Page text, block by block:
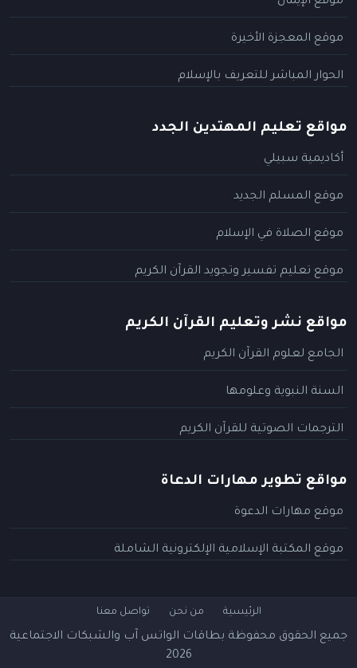
موقع المعجزة الأخيرة
الحوار المباشر للتعريف بالإسلام
مواقع تعليم المهتدين الجدد
أكاديمية سبيلي
موقع المسلم الجديد
موقع الصلاة في الإسلام
موقع تعليم تفسير وتجويد القرآن الكريم
مواقع نشر وتعليم القرآن الكريم
الجامع لعلوم القرآن الكريم
السنة النبوية وعلومها
الترجمات الصوتية للقرآن الكريم
مواقع تطوير مهارات الدعاة
موقع مهارات الدعوة
موقع المكتبة الإسلامية الإلكترونية الشاملة
الرئيسية من نحن تواصل معنا
جميع الحقوق محفوظة بطاقات الواتس آب والشبكات الاجتماعية
2026